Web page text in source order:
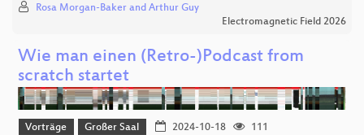
Rosa Morgan-Baker and Arthur Guy
Electromagnetic Field 2026
Wie man einen (Retro-)Podcast from
scratch startet
Vorträge Großer Saal 2024-10-18
111